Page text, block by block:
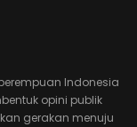
Indonesia
opini publik
gerakan menuju